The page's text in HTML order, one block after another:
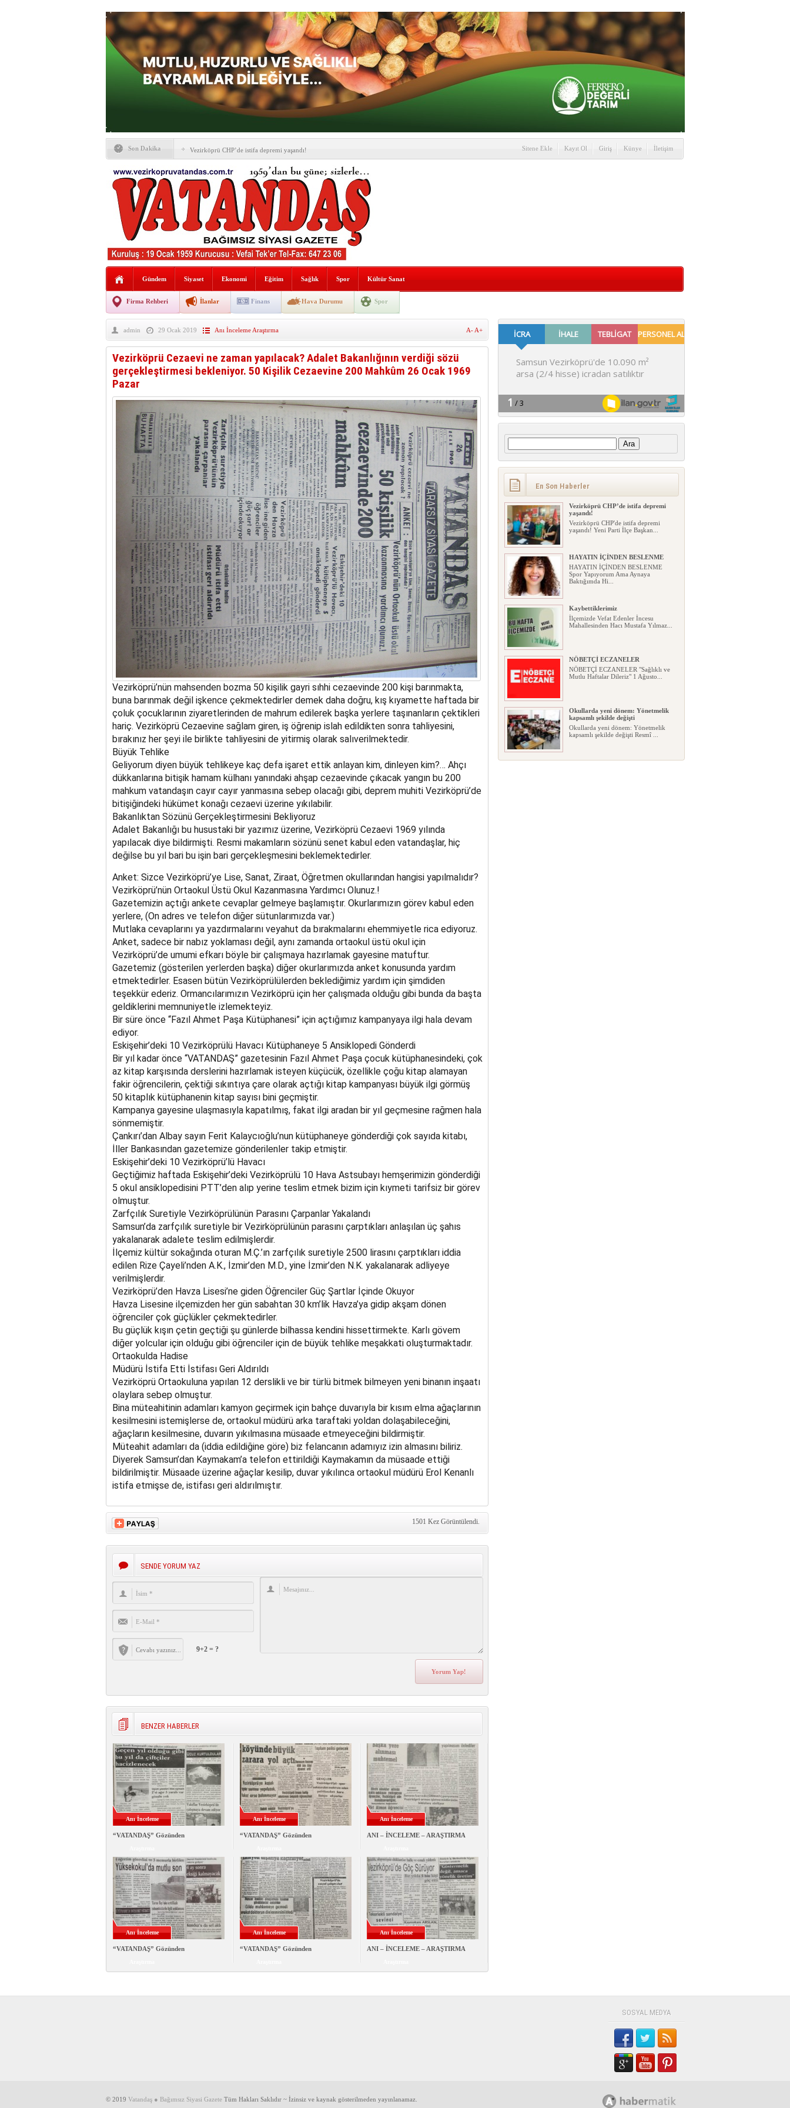
Son Dakika Vezirköprü CHP’de istifa depremi yaşandı!
HAYATIN İÇİNDEN BESLENME
Kaybettiklerimiz
NÖBETÇİ ECZANELER
Okullarda yeni dönem: Yönetmelik kapsamlı şekilde
değişti
Sabır ve zarafetin sanatı filografi, gençlerle geleceğe
taşınıyor
“Yaz Seninle Güzel” doğa yürüyüşü
Sitene Ekle Kayıt Ol Giriş Künye İletişim
Gündem Siyaset Ekonomi Eğitim Sağlık Spor Kültür Sanat
Firma Rehberi İlanlar Finans Hava Durumu Spor
admin 29 Ocak 2019 Anı İnceleme Araştırma A- A+
Vezirköprü Cezaevi ne zaman yapılacak? Adalet Bakanlığının verdiği sözü
gerçekleştirmesi bekleniyor. 50 Kişilik Cezaevine 200 Mahkûm 26 Ocak 1969
Pazar
Vezirköprü’nün mahsenden bozma 50 kişilik gayri sıhhi cezaevinde 200 kişi barınmakta,
buna barınmak değil işkence çekmektedirler demek daha doğru, kış kıyamette haftada bir
çoluk çocuklarının ziyaretlerinden de mahrum edilerek başka yerlere taşınanların çektikleri
hariç. Vezirköprü Cezaevine sağlam giren, iş öğrenip islah edildikten sonra tahliyesini,
bırakınız her şeyi ile birlikte tahliyesini de yitirmiş olarak salıverilmektedir.
Büyük Tehlike
Geliyorum diyen büyük tehlikeye kaç defa işaret ettik anlayan kim, dinleyen kim?… Ahçı
dükkanlarına bitişik hamam külhanı yanındaki ahşap cezaevinde çıkacak yangın bu 200
mahkum vatandaşın cayır cayır yanmasına sebep olacağı gibi, deprem muhiti Vezirköprü’de
bitişiğindeki hükümet konağı cezaevi üzerine yıkılabilir.
Bakanlıktan Sözünü Gerçekleştirmesini Bekliyoruz
Adalet Bakanlığı bu husustaki bir yazımız üzerine, Vezirköprü Cezaevi 1969 yılında
yapılacak diye bildirmişti. Resmi makamların sözünü senet kabul eden vatandaşlar, hiç
değilse bu yıl bari bu işin bari gerçekleşmesini beklemektedirler.
Anket: Sizce Vezirköprü’ye Lise, Sanat, Ziraat, Öğretmen okullarından hangisi yapılmalıdır?
Vezirköprü’nün Ortaokul Üstü Okul Kazanmasına Yardımcı Olunuz.!
Gazetemizin açtığı ankete cevaplar gelmeye başlamıştır. Okurlarımızın görev kabul eden
yerlere, (On adres ve telefon diğer sütunlarımızda var.)
Mutlaka cevaplarını ya yazdırmalarını veyahut da bırakmalarını ehemmiyetle rica ediyoruz.
Anket, sadece bir nabız yoklaması değil, aynı zamanda ortaokul üstü okul için
Vezirköprü’de umumi efkarı böyle bir çalışmaya hazırlamak gayesine matuftur.
Gazetemiz (gösterilen yerlerden başka) diğer okurlarımızda anket konusunda yardım
etmektedirler. Esasen bütün Vezirköprülülerden beklediğimiz yardım için şimdiden
teşekkür ederiz. Ormancılarımızın Vezirköprü için her çalışmada olduğu gibi bunda da başta
geldiklerini memnuniyetle izlemekteyiz.
Bir süre önce “Fazıl Ahmet Paşa Kütüphanesi” için açtığımız kampanyaya ilgi hala devam
ediyor.
Eskişehir’deki 10 Vezirköprülü Havacı Kütüphaneye 5 Ansiklopedi Gönderdi
Bir yıl kadar önce “VATANDAŞ” gazetesinin Fazıl Ahmet Paşa çocuk kütüphanesindeki, çok
az kitap karşısında derslerini hazırlamak isteyen küçücük, özellikle çoğu kitap alamayan
fakir öğrencilerin, çektiği sıkıntıya çare olarak açtığı kitap kampanyası büyük ilgi görmüş
50 kitaplık kütüphanenin kitap sayısı bini geçmiştir.
Kampanya gayesine ulaşmasıyla kapatılmış, fakat ilgi aradan bir yıl geçmesine rağmen hala
sönmemiştir.
Çankırı’dan Albay sayın Ferit Kalaycıoğlu’nun kütüphaneye gönderdiği çok sayıda kitabı,
İller Bankasından gazetemize gönderilenler takip etmiştir.
Eskişehir’deki 10 Vezirköprü’lü Havacı
Geçtiğimiz haftada Eskişehir’deki Vezirköprülü 10 Hava Astsubayı hemşerimizin gönderdiği
5 okul ansiklopedisini PTT’den alıp yerine teslim etmek bizim için kıymeti tarifsiz bir görev
olmuştur.
Zarfçılık Suretiyle Vezirköprülünün Parasını Çarpanlar Yakalandı
Samsun’da zarfçılık suretiyle bir Vezirköprülünün parasını çarptıkları anlaşılan üç şahıs
yakalanarak adalete teslim edilmişlerdir.
İlçemiz kültür sokağında oturan M.Ç.’ın zarfçılık suretiyle 2500 lirasını çarptıkları iddia
edilen Rize Çayeli’nden A.K., İzmir’den M.D., yine İzmir’den N.K. yakalanarak adliyeye
verilmişlerdir.
Vezirköprü’den Havza Lisesi’ne giden Öğrenciler Güç Şartlar İçinde Okuyor
Havza Lisesine ilçemizden her gün sabahtan 30 km’lik Havza’ya gidip akşam dönen
öğrenciler çok güçlükler çekmektedirler.
Bu güçlük kışın çetin geçtiği şu günlerde bilhassa kendini hissettirmekte. Karlı gövem
diğer yolcular için olduğu gibi öğrenciler için de büyük tehlike meşakkati oluşturmaktadır.
Ortaokulda Hadise
Müdürü İstifa Etti İstifası Geri Aldırıldı
Vezirköprü Ortaokuluna yapılan 12 derslikli ve bir türlü bitmek bilmeyen yeni binanın inşaatı
olaylara sebep olmuştur.
Bina müteahitinin adamları kamyon geçirmek için bahçe duvarıyla bir kısım elma ağaçlarının
kesilmesini istemişlerse de, ortaokul müdürü arka taraftaki yoldan dolaşabileceğini,
ağaçların kesilmesine, duvarın yıkılmasına müsaade etmeyeceğini bildirmiştir.
Müteahit adamları da (iddia edildiğine göre) biz felancanın adamıyız izin almasını biliriz.
Diyerek Samsun’dan Kaymakam’a telefon ettirildiği Kaymakamın da müsaade ettiği
bildirilmiştir. Müsaade üzerine ağaçlar kesilip, duvar yıkılınca ortaokul müdürü Erol Kenanlı
istifa etmişse de, istifası geri aldırılmıştır.
1501 Kez Görüntülendi.
SENDE YORUM YAZ
9+2 = ?
BENZER HABERLER
Anı İnceleme
“VATANDAŞ” Gözünden
Anı İnceleme
“VATANDAŞ” Gözünden
Anı İnceleme
ANI – İNCELEME – ARAŞTIRMA
Anı İnceleme
“VATANDAŞ” Gözünden
Anı İnceleme
“VATANDAŞ” Gözünden
Anı İnceleme
ANI – İNCELEME – ARAŞTIRMA
Arama:
En Son Haberler
BANA GÖRE
açılmalıdır Yaşanan gelişmeler göste...
Vezirköprü CHP’de istifa depremi
yaşandı!
Vezirköprü CHP'de istifa depremi
yaşandı! Yeni Parti İlçe Başkan...
HAYATIN İÇİNDEN BESLENME
HAYATIN İÇİNDEN BESLENME
Spor Yapıyorum Ama Aynaya
Baktığımda Hi...
Kaybettiklerimiz
İlçemizde Vefat Edenler İncesu
Mahallesinden Hacı Mustafa Yılmaz...
NÖBETÇİ ECZANELER
NÖBETÇİ ECZANELER "Sağlıklı ve
Mutlu Haftalar Dileriz" 1 Ağusto...
Okullarda yeni dönem: Yönetmelik
kapsamlı şekilde değişti
Okullarda yeni dönem: Yönetmelik
kapsamlı şekilde değişti Resmî ...
Sabır ve zarafetin sanatı filografi,
SOSYAL MEDYA
© 2019 Vatandaş ● Bağımsız Siyasi GazeteTüm Hakları Saklıdır ~ İzinsiz ve kaynak gösterilmeden yayınlanamaz.